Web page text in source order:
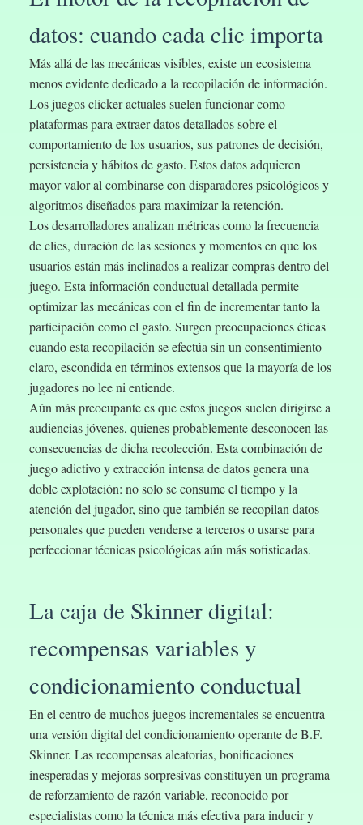
datos: cuando cada clic importa
Más allá de las mecánicas visibles, existe un ecosistema
menos evidente dedicado a la recopilación de información.
Los juegos clicker actuales suelen funcionar como
plataformas para extraer datos detallados sobre el
comportamiento de los usuarios, sus patrones de decisión,
persistencia y hábitos de gasto. Estos datos adquieren
mayor valor al combinarse con disparadores psicológicos y
algoritmos diseñados para maximizar la retención.
Los desarrolladores analizan métricas como la frecuencia
de clics, duración de las sesiones y momentos en que los
usuarios están más inclinados a realizar compras dentro del
juego. Esta información conductual detallada permite
optimizar las mecánicas con el fin de incrementar tanto la
participación como el gasto. Surgen preocupaciones éticas
cuando esta recopilación se efectúa sin un consentimiento
claro, escondida en términos extensos que la mayoría de los
jugadores no lee ni entiende.
Aún más preocupante es que estos juegos suelen dirigirse a
audiencias jóvenes, quienes probablemente desconocen las
consecuencias de dicha recolección. Esta combinación de
juego adictivo y extracción intensa de datos genera una
doble explotación: no solo se consume el tiempo y la
atención del jugador, sino que también se recopilan datos
personales que pueden venderse a terceros o usarse para
perfeccionar técnicas psicológicas aún más sofisticadas.
La caja de Skinner digital:
recompensas variables y
condicionamiento conductual
En el centro de muchos juegos incrementales se encuentra
una versión digital del condicionamiento operante de B.F.
Skinner. Las recompensas aleatorias, bonificaciones
inesperadas y mejoras sorpresivas constituyen un programa
de reforzamiento de razón variable, reconocido por
especialistas como la técnica más efectiva para inducir y